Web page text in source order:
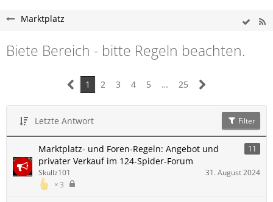
Marktplatz
Biete Bereich - bitte Regeln beachten.
1 2 3 4 5 … 25
Letzte Antwort Filter
Marktplatz- und Foren-Regeln: Angebot und
privater Verkauf im 124-Spider-Forum
11
3
Skullz101 31. August 2024